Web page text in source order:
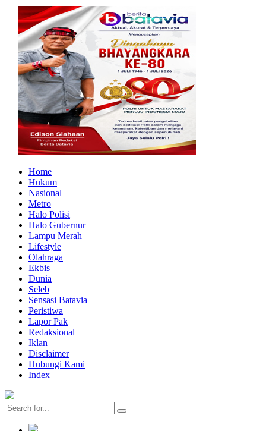
Home
Hukum
Nasional
Metro
Halo Polisi
Halo Gubernur
Lampu Merah
Lifestyle
Olahraga
Ekbis
Dunia
Seleb
Sensasi Batavia
Peristiwa
Lapor Pak
Redaksional
Iklan
Disclaimer
Hubungi Kami
Index